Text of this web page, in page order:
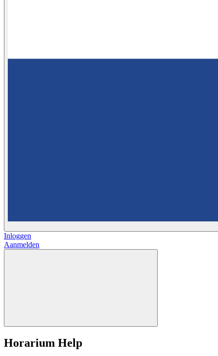
Inloggen
Aanmelden
Horarium Help